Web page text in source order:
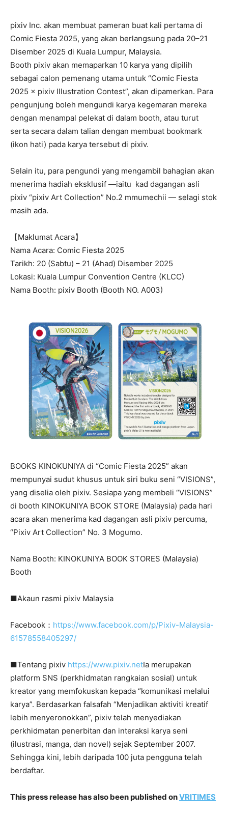
pixiv Inc. akan membuat pameran buat kali pertama di
Comic Fiesta 2025, yang akan berlangsung pada 20–21
Disember 2025 di Kuala Lumpur, Malaysia.
Booth pixiv akan memaparkan 10 karya yang dipilih
sebagai calon pemenang utama untuk “Comic Fiesta
2025 × pixiv Illustration Contest”, akan dipamerkan. Para
pengunjung boleh mengundi karya kegemaran mereka
dengan menampal pelekat di dalam booth, atau turut
serta secara dalam talian dengan membuat bookmark
(ikon hati) pada karya tersebut di pixiv.
Selain itu, para pengundi yang mengambil bahagian akan
menerima hadiah eksklusif —iaitu kad dagangan asli
pixiv “pixiv Art Collection” No.2 mmumechii — selagi stok
masih ada.
【Maklumat Acara】
Nama Acara: Comic Fiesta 2025
Tarikh: 20 (Sabtu) – 21 (Ahad) Disember 2025
Lokasi: Kuala Lumpur Convention Centre (KLCC)
Nama Booth: pixiv Booth (Booth NO. A003)
BOOKS KINOKUNIYA di “Comic Fiesta 2025” akan
mempunyai sudut khusus untuk siri buku seni “VISIONS”,
yang diselia oleh pixiv. Sesiapa yang membeli “VISIONS”
di booth KINOKUNIYA BOOK STORE (Malaysia) pada hari
acara akan menerima kad dagangan asli pixiv percuma,
“Pixiv Art Collection” No. 3 Mogumo.
Nama Booth: KINOKUNIYA BOOK STORES (Malaysia)
Booth
■Akaun rasmi pixiv Malaysia
Facebook： https://www.facebook.com/p/Pixiv-Malaysia-
61578558405297/
■Tentang pixiv https://www.pixiv.netIa merupakan
platform SNS (perkhidmatan rangkaian sosial) untuk
kreator yang memfokuskan kepada “komunikasi melalui
karya”. Berdasarkan falsafah “Menjadikan aktiviti kreatif
lebih menyeronokkan”, pixiv telah menyediakan
perkhidmatan penerbitan dan interaksi karya seni
(ilustrasi, manga, dan novel) sejak September 2007.
Sehingga kini, lebih daripada 100 juta pengguna telah
berdaftar.
This press release has also been published onVRITIMES